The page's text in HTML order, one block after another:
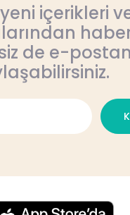
içerikleri
de e-